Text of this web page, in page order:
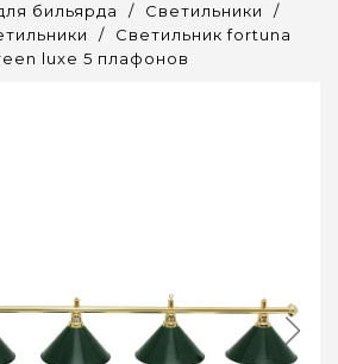
бильярда
Светильники
Светильник fortuna
luxe 5 плафонов